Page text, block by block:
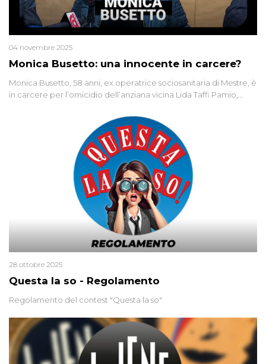
Monica Busetto: una innocente in carcere?
04 novembre 2025
Monica Busetto, 58 anni, ex operatrice sociosanitaria di Mestre, è
in carcere per l’omicidio dell’anziana vicina Lida Taffi Pamio,
minuscola su una collanina, Monica si proclama innocente. Nel
2015 un’altra donna confessa lo stesso delitto, poi ritratta. Due
colpevoli per un solo omicidio: errore giudiziario o giustizia
Questa la so - Regolamento
28 ottobre 2025
Regolamento del contest "Questa la so"